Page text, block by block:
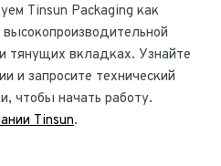
Tinsun Packaging как
тянущих вкладках. Узнайте
и запросите технический
чтобы начать работу.
Tinsun.